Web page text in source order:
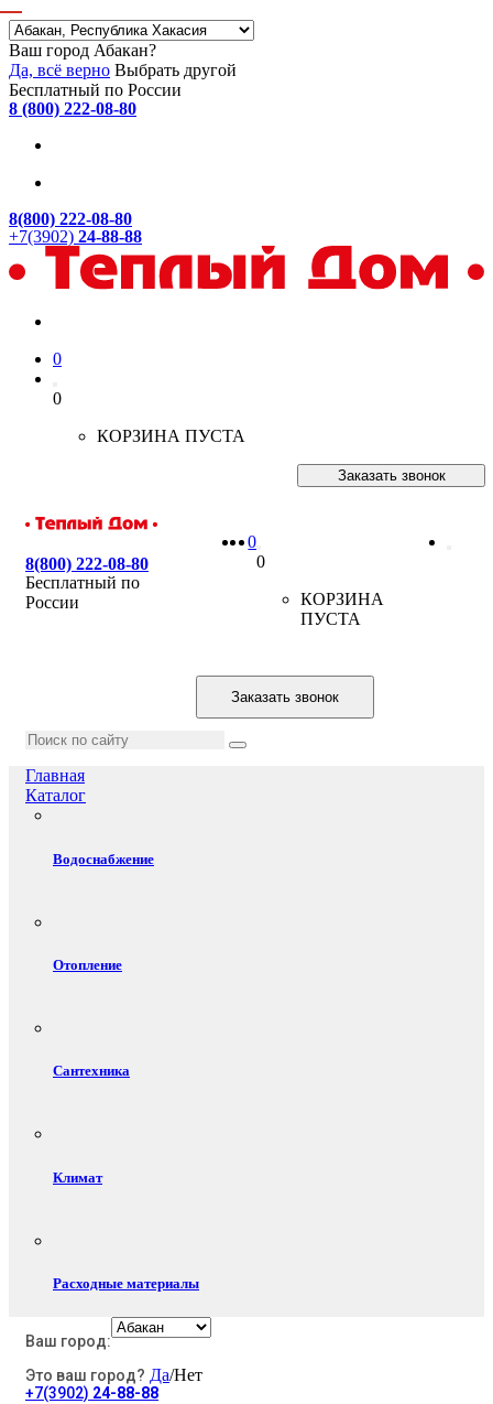
Ваш город Абакан?
Да, всё верно Выбрать другой
Бесплатный по России
8 (800) 222-08-80
8(800) 222-08-80
+7(3902) 24-88-88
0
0
КОРЗИНА ПУСТА
Заказать звонок
8(800) 222-08-80
Бесплатный по
России
0
0
КОРЗИНА
ПУСТА
Заказать звонок
Главная
Каталог
Водоснабжение
Отопление
Сантехника
Климат
Расходные материалы
Электротовары
Ваш город:
Это ваш город? Да/Нет
+7(3902) 24-88-88